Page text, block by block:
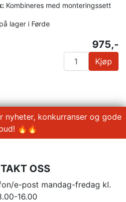
Kombineres med monteringssett
lager i Førde
975,-
Kjøp
nyheter, konkurranser og gode
🔥🔥
OSS
e-post mandag-fredag kl.
16.00